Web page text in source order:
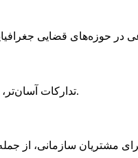
یک صورتحساب Azure برای تمام زیرساخت شما، از جمله GPT. تدارکات آسان‌تر، تطبیق مالی و ادغام فروشنده سازمانی.